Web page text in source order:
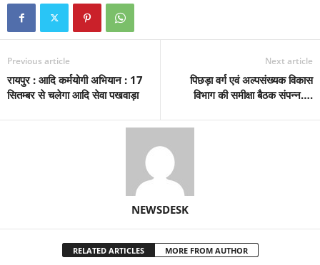
Previous article
रायपुर : आदि कर्मयोगी अभियान : 17
सितम्बर से चलेगा आदि सेवा पखवाड़ा
Next article
पिछड़ा वर्ग एवं अल्पसंख्यक विकास
विभाग की समीक्षा बैठक संपन्न….
NEWSDESK
RELATED ARTICLES MORE FROM AUTHOR